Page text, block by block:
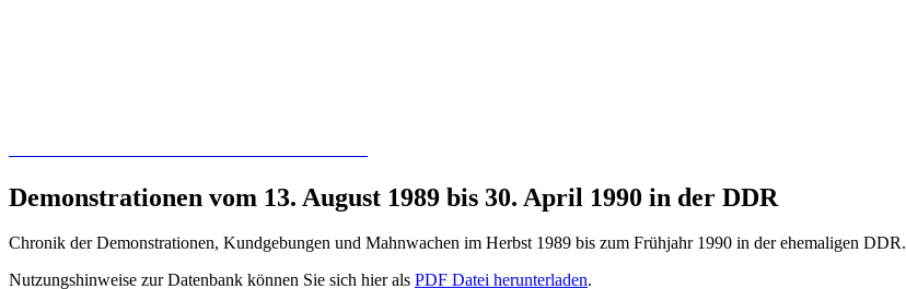
Demonstrationen vom 13. August 1989 bis 30. April 1990 in der DDR
Chronik der Demonstrationen, Kundgebungen und Mahnwachen im Herbst 1989 bis zum Frühjahr 1990 in der ehemaligen DDR.
Nutzungshinweise zur Datenbank können Sie sich hier als PDF Datei herunterladen.